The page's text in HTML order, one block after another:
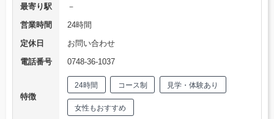
最寄り駅
－
営業時間
24時間
定休日
お問い合わせ
電話番号
0748-36-1037
特徴
24時間 コース制 見学・体験あり
女性もおすすめ